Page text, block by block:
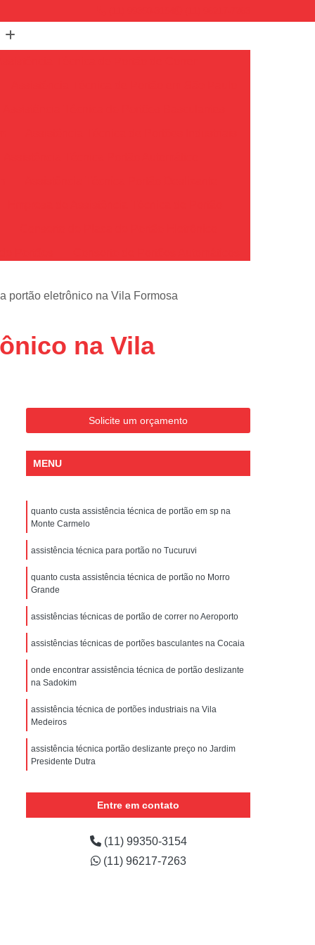
Conserto de Portões em São Paulo
Conserto de Portão Automático
Conserto de Portão em São Paulo
Conserto de Portões Basculantes
de Instalação de Portão Eletrônico
de Portão Automático
Eletrônico Basculante
Instalação de Portão Eletrônico em SP
Portão Automático Deslizante
Portão Eletrônico Basculante
Empresa de Manutenção de Portão
Manutenção de Motor de Portão
Automático
Manutenção de Portão
Manutenção de Portão de Correr
Manutenção de Portão Deslizante
Manutenção de Portões Automáticos
Manutenção de Portões de Garagem
portão eletrônico na Vila Formosa
na Vila
Solicite um orçamento
MENU
quanto custa assistência técnica de portão em sp na
Monte Carmelo
assistência técnica para portão no Tucuruvi
quanto custa assistência técnica de portão no Morro
Grande
assistências técnicas de portão de correr no Aeroporto
assistências técnicas de portões basculantes na Cocaia
onde encontrar assistência técnica de portão deslizante
na Sadokim
assistência técnica de portões industriais na Vila
Medeiros
assistência técnica portão deslizante preço no Jardim
Presidente Dutra
Jardim São Paulo
Entre em contato
(11) 99350-3154
(11) 96217-7263